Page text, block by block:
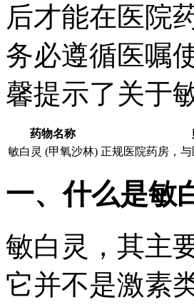
后才能在医院
务必遵循医嘱
馨提示了关于
药物名称
敏白灵 (甲氧沙林) 正规医院药房，
一、什么是敏
敏白灵，其主
它并不是激素